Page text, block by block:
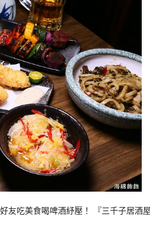
友吃美食喝啤酒紓壓！ 『三千子居酒